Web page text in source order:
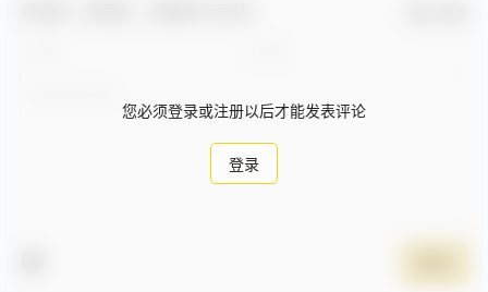
您必须登录或注册以后才能发表评论
登录